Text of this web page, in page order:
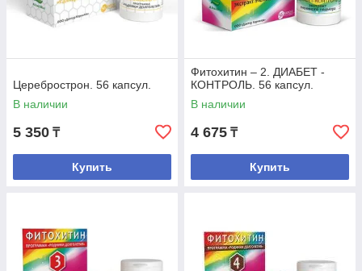
Церебрострон. 56 капсул.
В наличии
5 350 ₸
Купить
Фитохитин – 2. ДИАБЕТ -
КОНТРОЛЬ. 56 капсул.
В наличии
4 675 ₸
Купить